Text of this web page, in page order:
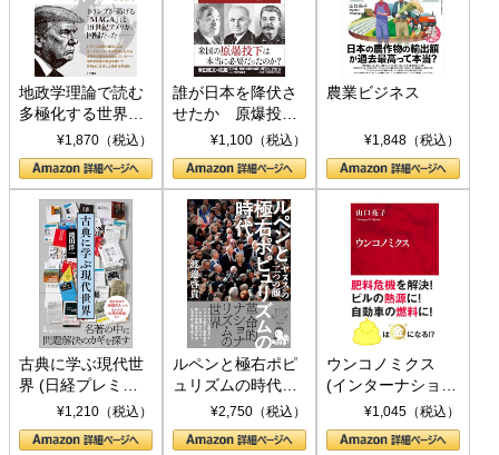
地政学理論で読む
多極化する世界：
トランプとBRICS
の挑戦
¥1,870（税込）
誰が日本を降伏さ
せたか 原爆投
下、ソ連参戦、そ
して聖断 (PHP新
書)
¥1,100（税込）
農業ビジネス
¥1,848（税込）
古典に学ぶ現代世
界 (日経プレミア
シリーズ)¥1,210（税込）
ルペンと極右ポピ
ュリズムの時代：
〈ヤヌス〉の二つ
の顔
¥2,750（税込）
ウンコノミクス
(インターナショナ
ル新書)¥1,045（税込）